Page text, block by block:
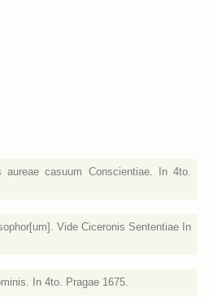
aureae casuum Conscientiae. In 4to.
Vide Ciceronis Sententiae In
In 4to. Pragae 1675.